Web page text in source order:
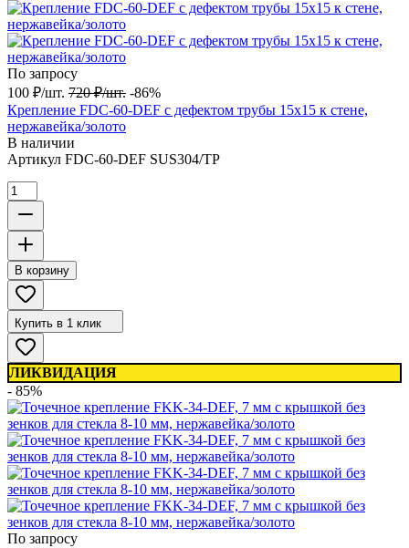
По запросу
100 ₽/шт. 720 ₽/шт. -86%
Крепление FDC-60-DEF с дефектом трубы 15х15 к стене,
нержавейка/золото
В наличии
Артикул FDC-60-DEF SUS304/TP
В корзину
Купить в 1 клик
ЛИКВИДАЦИЯ
- 85%
По запросу